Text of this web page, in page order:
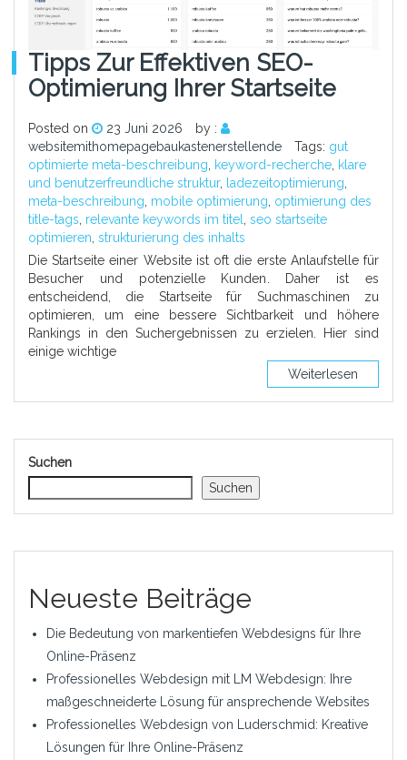
Tipps Zur Effektiven SEO-
Optimierung Ihrer Startseite
Posted on 23 Juni 2026
by :
websitemithomepagebaukastenerstellende
Tags: gut
optimierte meta-beschreibung, keyword-recherche, klare
und benutzerfreundliche struktur, ladezeitoptimierung,
meta-beschreibung, mobile optimierung, optimierung des
title-tags, relevante keywords im titel, seo startseite
optimieren, strukturierung des inhalts
Die Startseite einer Website ist oft die erste Anlaufstelle für
Besucher und potenzielle Kunden. Daher ist es
entscheidend, die Startseite für Suchmaschinen zu
optimieren, um eine bessere Sichtbarkeit und höhere
Rankings in den Suchergebnissen zu erzielen. Hier sind
einige wichtige
Weiterlesen
Suchen
Suchen
Neueste Beiträge
Die Bedeutung von markentiefen Webdesigns für Ihre
Online-Präsenz
Professionelles Webdesign mit LM Webdesign: Ihre
maßgeschneiderte Lösung für ansprechende Websites
Professionelles Webdesign von Luderschmid: Kreative
Lösungen für Ihre Online-Präsenz